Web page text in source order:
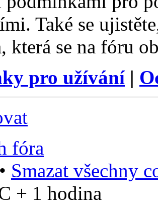
Také se
která se na fóru
pro užívání|
fóra
• Smazat všechny
+ 1 hodina